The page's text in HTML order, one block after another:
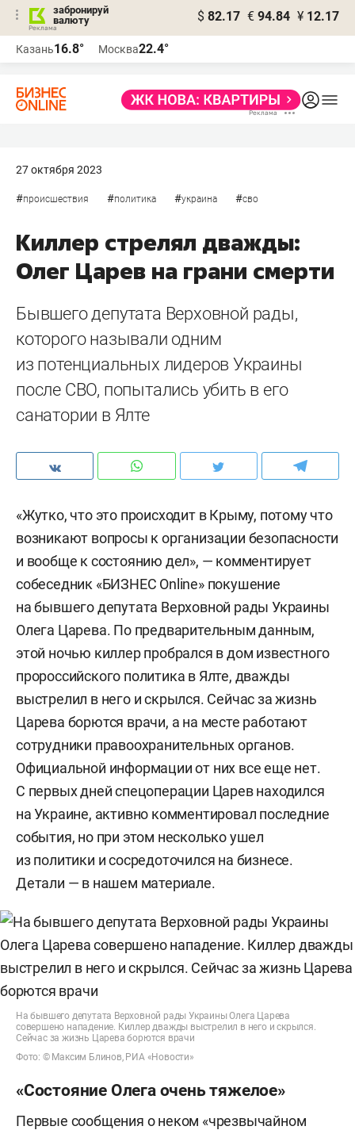
забронируй
валюту
$ 82.17 € 94.84 ¥ 12.17
Казань16.8° Москва22.4°
27 октября 2023
#происшествия #политика #украина #сво
Киллер стрелял дважды:
Олег Царев на грани смерти
Бывшего депутата Верховной рады,
которого называли одним
из потенциальных лидеров Украины
после СВО, попытались убить в его
санатории в Ялте
«Жутко, что это происходит в Крыму, потому что
возникают вопросы к организации безопасности
и вообще к состоянию дел», — комментирует
собеседник «БИЗНЕС Online» покушение
на бывшего депутата Верховной рады Украины
Олега Царева. По предварительным данным,
этой ночью киллер пробрался в дом известного
пророссийского политика в Ялте, дважды
выстрелил в него и скрылся. Сейчас за жизнь
Царева борются врачи, а на месте работают
сотрудники правоохранительных органов.
Официальной информации от них все еще нет.
С первых дней спецоперации Царев находился
на Украине, активно комментировал последние
события, но при этом несколько ушел
из политики и сосредоточился на бизнесе.
Детали — в нашем материале.
На бывшего депутата Верховной рады Украины Олега Царева
совершено нападение. Киллер дважды выстрелил в него и скрылся.
Сейчас за жизнь Царева борются врачи
Фото: © Максим Блинов, РИА «Новости»
«Состояние Олега очень тяжелое»
Первые сообщения о неком «чрезвычайном